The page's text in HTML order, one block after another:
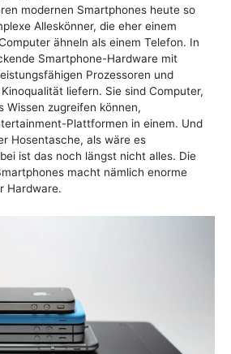
modernen Smartphones heute so
Alleskönner, die eher einem
ähneln als einem Telefon. In
Smartphone-Hardware mit
Prozessoren und
liefern. Sie sind Computer,
Wissen zugreifen können,
Plattformen in einem. Und
Hosentasche, als wäre es
ist das noch längst nicht alles. Die
macht nämlich enorme
Hardware.